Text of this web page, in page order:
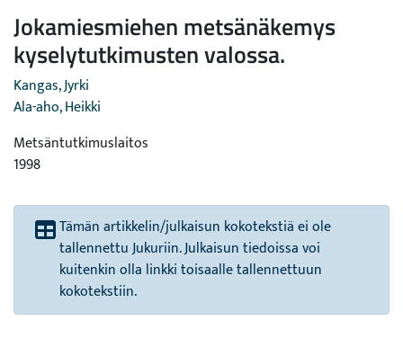
Jokamiesmiehen metsänäkemys
kyselytutkimusten valossa.
Kangas, Jyrki
Ala-aho, Heikki
Metsäntutkimuslaitos
1998
Tämän artikkelin/julkaisun kokotekstiä ei ole
tallennettu Jukuriin. Julkaisun tiedoissa voi
kuitenkin olla linkki toisaalle tallennettuun
kokotekstiin.